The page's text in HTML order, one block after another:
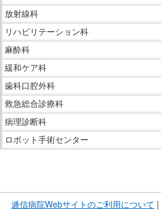
放射線科
リハビリテーション科
麻酔科
緩和ケア科
歯科口腔外科
救急総合診療科
病理診断科
ロボット手術センター
ま逓信病院Webサイトのご利用について |